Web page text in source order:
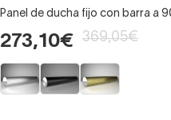
Panel de ducha fijo con barra a
273,10€ 369,05€